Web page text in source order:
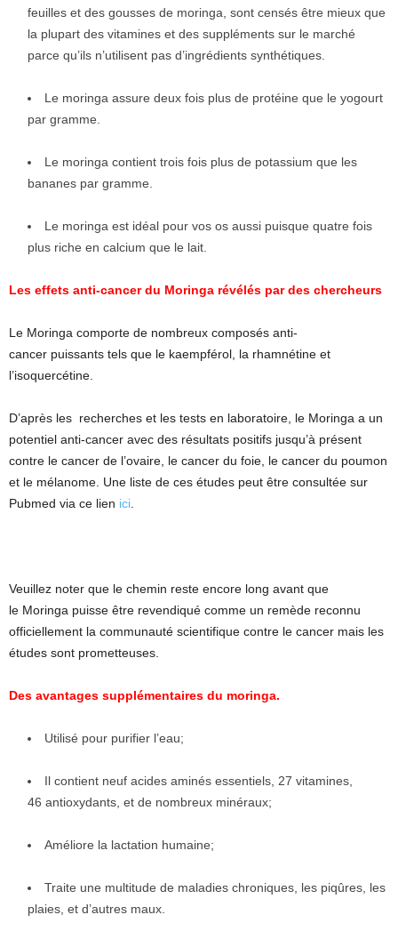
feuilles et des gousses de moringa, sont censés être mieux que
la plupart des vitamines et des suppléments sur le marché
parce qu’ils n’utilisent pas d’ingrédients synthétiques.
Le moringa assure deux fois plus de protéine que le yogourt
par gramme.
Le moringa contient trois fois plus de potassium que les
bananes par gramme.
Le moringa est idéal pour vos os aussi puisque quatre fois
plus riche en calcium que le lait.
Les effets anti-cancer du Moringa révélés par des chercheurs
Le Moringa comporte de nombreux composés anti-
cancer puissants tels que le kaempférol, la rhamnétine et
l’isoquercétine.
D’après les recherches et les tests en laboratoire, le Moringa a un
potentiel anti-cancer avec des résultats positifs jusqu’à présent
contre le cancer de l’ovaire, le cancer du foie, le cancer du poumon
et le mélanome. Une liste de ces études peut être consultée sur
Pubmed via ce lien ici
Veuillez noter que le chemin reste encore long avant que
le Moringa puisse être revendiqué comme un remède reconnu
officiellement la communauté scientifique contre le cancer mais les
études sont prometteuses.
Des avantages supplémentaires du moringa.
Utilisé pour purifier l’eau;
Il contient neuf acides aminés essentiels, 27 vitamines,
46 antioxydants, et de nombreux minéraux;
Améliore la lactation humaine;
Traite une multitude de maladies chroniques, les piqûres, les
plaies, et d’autres maux.